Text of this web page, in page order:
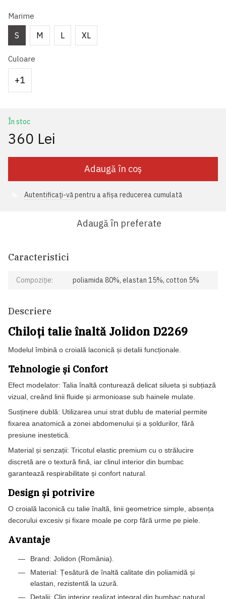
Marime
S M L XL
Culoare
+1
În stoc
360 Lei
Adaugă în coș
Autentificați-văpentru a afișa reducerea cumulată
Adaugă în preferate
Caracteristici
Compoziție: poliamida 80%, elastan 15%, cotton 5%
Descriere
Chiloți talie înaltă Jolidon D2269
Modelul îmbină o croială laconică și detalii funcționale.
Tehnologie și Confort
Efect modelator: Talia înaltă conturează delicat silueta și subțiază
vizual, creând linii fluide și armonioase sub hainele mulate.
Susținere dublă: Utilizarea unui strat dublu de material permite
fixarea anatomică a zonei abdomenului și a șoldurilor, fără
presiune inestetică.
Material și senzații: Tricotul elastic premium cu o strălucire
discretă are o textură fină, iar clinul interior din bumbac
garantează respirabilitate și confort natural.
Design și potrivire
O croială laconică cu talie înaltă, linii geometrice simple, absența
decorului excesiv și fixare moale pe corp fără urme pe piele.
Avantaje
Brand: Jolidon (România).
Material: Țesătură de înaltă calitate din poliamidă și
elastan, rezistentă la uzură.
Detalii: Clin interior realizat integral din bumbac natural.